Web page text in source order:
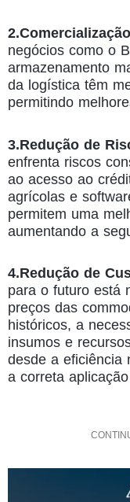
negócios como o
armazenamento
da logística têm
permitindo
3.Redução de
enfrenta riscos
ao acesso ao
agrícolas e
permitem uma
aumentando a
4.Redução de
para o futuro está
preços das
históricos, a
insumos e
desde a eficiência
a correta